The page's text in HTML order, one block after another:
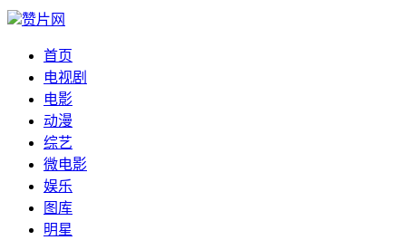
赞片网
首页
电视剧
电影
动漫
综艺
微电影
娱乐
图库
明星